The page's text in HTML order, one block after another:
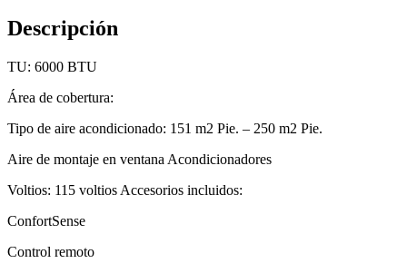
Descripción
TU: 6000 BTU
Área de cobertura:
Tipo de aire acondicionado: 151 m2 Pie. – 250 m2 Pie.
Aire de montaje en ventana Acondicionadores
Voltios: 115 voltios Accesorios incluidos:
ConfortSense
Control remoto